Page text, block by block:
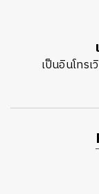
เป็นอินโทร